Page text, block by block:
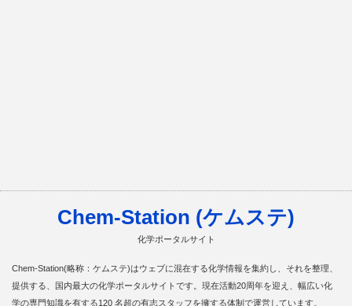
Chem-Station (ケムステ)
化学ポータルサイト
Chem-Station(略称：ケムステ)はウェブに混在する化学情報を集約し、それを整理、
提供する、国内最大の化学ポータルサイトです。現在活動20周年を迎え、幅広い化
学の専門知識を有する120 名超の有志スタッフを擁する体制で運営しています。